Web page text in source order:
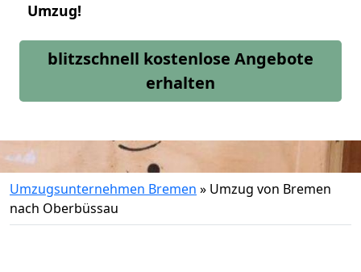
Umzug!
blitzschnell kostenlose Angebote
erhalten
Umzugsunternehmen Bremen » Umzug von Bremen
nach Oberbüssau